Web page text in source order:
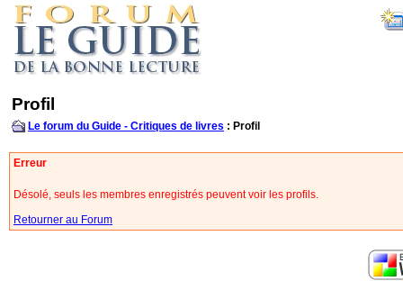
Profil
Le forum du Guide - Critiques de livres : Profil
Erreur
Désolé, seuls les membres enregistrés peuvent voir les profils.
Retourner au Forum